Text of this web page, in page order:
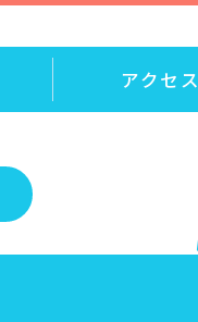
アクセス